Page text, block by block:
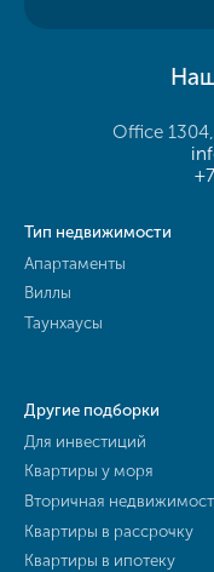
Office
Тип недвижимости
Апартаменты
Виллы
Таунхаусы
Другие подборки
Для инвестиций
Квартиры у моря
Вторичная
Квартиры в рассрочку
Квартиры в ипотеку